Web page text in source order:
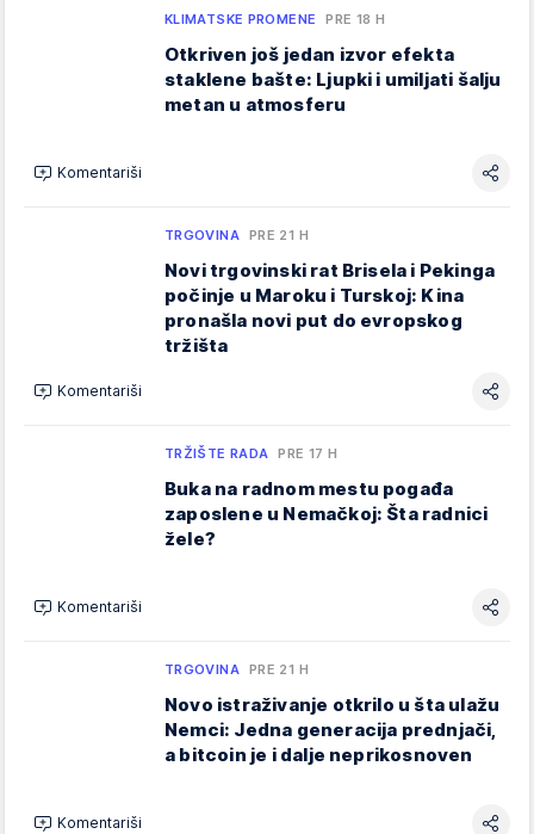
KLIMATSKE PROMENE PRE 18 H
Otkriven još jedan izvor efekta
staklene bašte: Ljupki i umiljati šalju
metan u atmosferu
Komentariši
TRGOVINA PRE 21 H
Novi trgovinski rat Brisela i Pekinga
počinje u Maroku i Turskoj: Kina
pronašla novi put do evropskog
tržišta
Komentariši
TRŽIŠTE RADA PRE 17 H
Buka na radnom mestu pogađa
zaposlene u Nemačkoj: Šta radnici
žele?
Komentariši
TRGOVINA PRE 21 H
Novo istraživanje otkrilo u šta ulažu
Nemci: Jedna generacija prednjači,
a bitcoin je i dalje neprikosnoven
Komentariši